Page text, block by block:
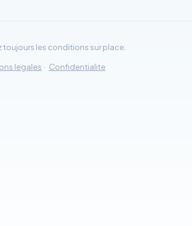
les conditions sur place.
legales · Confidentialite